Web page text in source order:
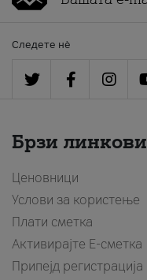
Следете нè
Брзи линкови
Ценовници
Услови за користење
Плати сметка
Активирајте Е-сметка
Припејд регистрација